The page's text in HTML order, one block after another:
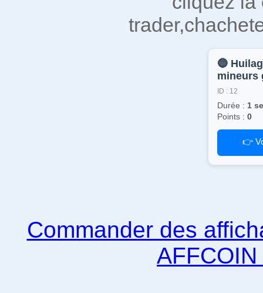
🔵
mineurs
ID : 12
Durée : 1
Points : 0
👉
Commander des